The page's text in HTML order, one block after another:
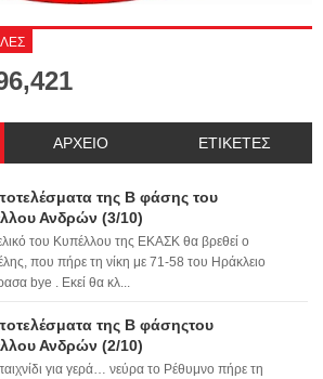
ΑΡΧΕΙΟ ΕΤΙΚΕΤΕΣ
της Β φάσης του
Ανδρών (3/10)
του Κυπέλλου της ΕΚΑΣΚ θα βρεθεί ο
που πήρε τη νίκη με 71-58 του Ηράκλειο
bye . Εκεί θα κλ...
της Β φάσηςτου
Ανδρών (2/10)
για γερά… νεύρα το Ρέθυμνο πήρε τη